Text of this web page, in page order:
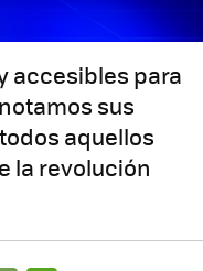
accesibles para
sus
aquellos
la revolución